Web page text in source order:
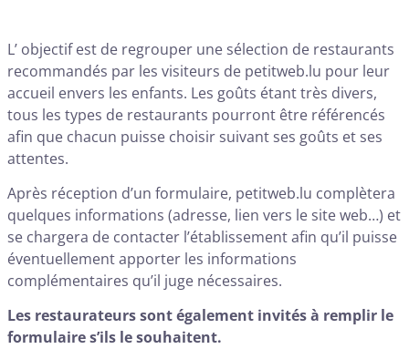
L’ objectif est de regrouper une sélection de restaurants
recommandés par les visiteurs de petitweb.lu pour leur
accueil envers les enfants. Les goûts étant très divers,
tous les types de restaurants pourront être référencés
afin que chacun puisse choisir suivant ses goûts et ses
attentes.
Après réception d’un formulaire, petitweb.lu complètera
quelques informations (adresse, lien vers le site web…) et
se chargera de contacter l’établissement afin qu’il puisse
éventuellement apporter les informations
complémentaires qu’il juge nécessaires.
Les restaurateurs sont également invités à remplir le
formulaire s’ils le souhaitent.